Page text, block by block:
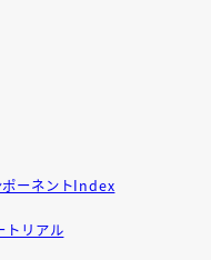
ーネントIndex
トリアル